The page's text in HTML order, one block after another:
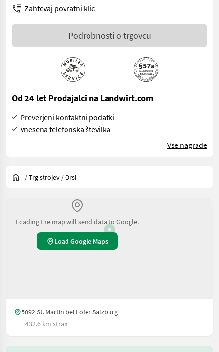
Zahtevaj povratni klic
Podrobnosti o trgovcu
Od 24 let Prodajalci na Landwirt.com
Preverjeni kontaktni podatki
vnesena telefonska številka
Vse nagrade
/Trg strojev /Orsi
Loading the map will send data to Google.
Load Google Maps
5092 St. Martin bei Lofer Salzburg
432.6 km stran